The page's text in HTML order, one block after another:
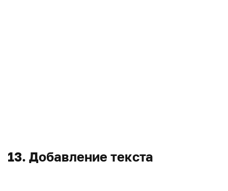
13. Добавление текста